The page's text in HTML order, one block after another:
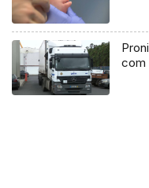
com